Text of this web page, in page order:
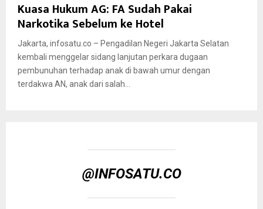
Kuasa Hukum AG: FA Sudah Pakai
Narkotika Sebelum ke Hotel
Jakarta, infosatu.co – Pengadilan Negeri Jakarta Selatan
kembali menggelar sidang lanjutan perkara dugaan
pembunuhan terhadap anak di bawah umur dengan
terdakwa AN, anak dari salah...
@INFOSATU.CO